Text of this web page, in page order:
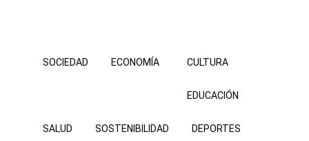
SOCIEDAD ECONOMÍA CULTURA
EDUCACIÓN
SALUD SOSTENIBILIDAD DEPORTES